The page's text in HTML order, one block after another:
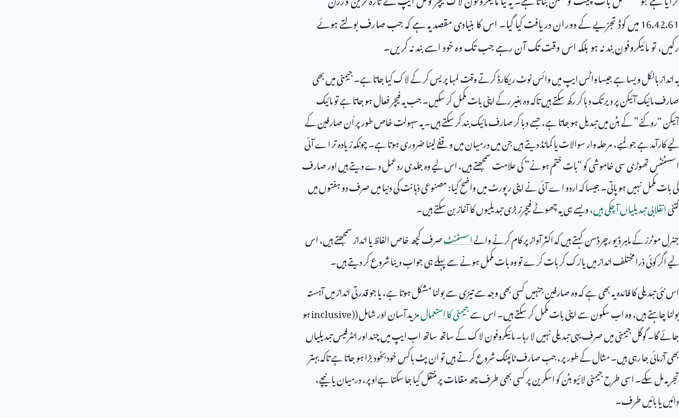
16.42.61میں کوڈ تجزیے کے دوران دریافت کیا گیا۔ اس کا بنیادی مقصد یہ ہے کہ جب صارف بولتے ہوئے
رکیں، تو مائیکروفون بند نہ ہو بلکہ اس وقت تک آن رہے جب تک وہ خود اسے بند نہ کریں۔
یہ انداز بالکل ویسا ہے جیسا واٹس ایپ میں وائس نوٹ ریکارڈ کرتے وقت لمبا پریس کر کے لاک کیا جاتا ہے۔ جیمِنی میں بھی
صارف مائیک آئیکن پر دیر تک دبا کر رکھ سکتے ہیں تاکہ وہ بغیر رکے اپنی بات مکمل کر سکیں۔ جب یہ فیچر فعال ہو جاتا ہے تو مائیک
آئیکن “روکنے” کے بٹن میں تبدیل ہو جاتا ہے، جسے دبا کر صارف مائیک بند کر سکتے ہیں۔ یہ سہولت خاص طور پر اُن صارفین کے
لیے کارآمد ہے جو لمبے، مرحلہ وار سوالات یا کمانڈ دیتے ہیں جن میں درمیان میں وقفے لینا ضروری ہوتا ہے۔ چونکہ زیادہ تر اے آئی
اسسٹنٹس تھوڑی سی خاموشی کو “بات ختم ہونے” کی علامت سمجھتے ہیں، اس لیے وہ جلدی ردعمل دے دیتے ہیں اور صارف
کی بات مکمل نہیں ہو پاتی۔ جیسا کہ اردو اے آئی نے اپنی رپورٹ میں واضح کیا: مصنوعی ذہانت کی دنیا میں صرف دو ہفتوں میں
کتنیانقلابی تبدیلیاں آ چکی ہیں، ویسے ہی یہ چھوٹے فیچرز بڑی تبدیلیوں کا آغاز بن سکتے ہیں۔
جنرل موٹرز کے ماہر ڈیو رچرڈسن کہتے ہیں کہ اکثر آواز پر کام کرنے والےاسسٹنٹصرف کچھ خاص الفاظ یا انداز سمجھتے ہیں، اس
لیے اگر کوئی ذرا مختلف انداز میں یا رُک کر بات کرے تو وہ بات مکمل ہونے سے پہلے ہی جواب دینا شروع کر دیتے ہیں۔
اس نئی تبدیلی کا فائدہ یہ بھی ہے کہ وہ صارفین جنہیں کسی بھی وجہ سے تیزی سے بولنا مشکل ہوتا ہے، یا جو قدرتی انداز میں آہستہ
بولنا چاہتے ہیں، وہ اب سکون سے اپنی بات مکمل کر سکتے ہیں۔ اس سےجیمِنی کا استعمالمزید آسان اور شامل (inclusive)ہو
جائے گا۔ گوگل جیمِنی میں صرف یہی تبدیلی نہیں لا رہا۔ مائیکروفون لاک کے ساتھ ساتھ اب ایپ میں چند اور انٹرفیس تبدیلیاں
بھی آزمائی جا رہی ہیں۔ مثال کے طور پر، جب صارف ٹائپنگ شروع کرتے ہیں تو ان پٹ باکس خودبخود بڑا ہو جاتا ہے تاکہ بہتر
تجربہ مل سکے۔ اسی طرح جیمِنی لائیو بٹن کو اسکرین پر کسی بھی طرف چھ مقامات پر منتقل کیا جا سکتا ہےاوپر، درمیان یا نیچے،
دائیں یا بائیں طرف۔